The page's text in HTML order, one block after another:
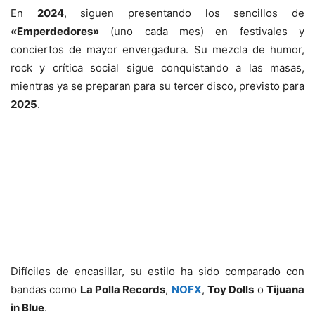
En 2024, siguen presentando los sencillos de
«Emperdedores» (uno cada mes) en festivales y
conciertos de mayor envergadura. Su mezcla de humor,
rock y crítica social sigue conquistando a las masas,
mientras ya se preparan para su tercer disco, previsto para
2025.
Difíciles de encasillar, su estilo ha sido comparado con
bandas como La Polla Records, NOFX,Toy Dolls oTijuana
in Blue.